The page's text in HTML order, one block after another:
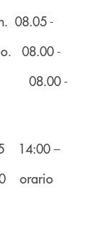
08.05 -
08.00 -
-
14:00 –
orario